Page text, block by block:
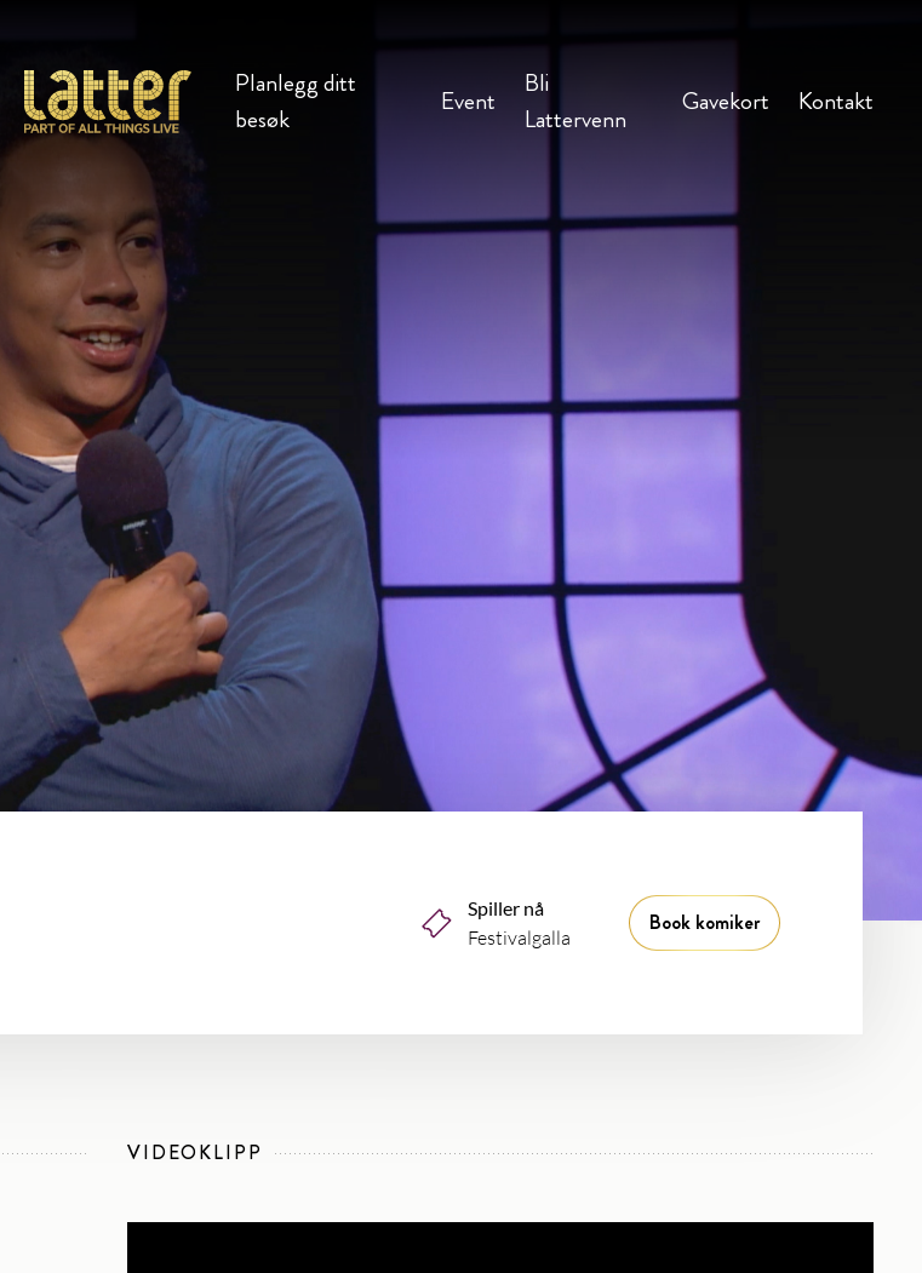
Planlegg ditt
besøk
Event
Bli
Lattervenn
Gavekort Kontakt
Spiller nå
Festivalgalla
Book komiker
VIDEOKLIPP